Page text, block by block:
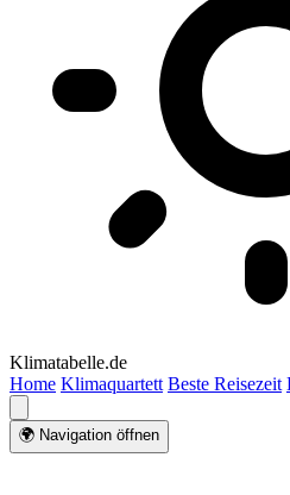
Klimatabelle.de
Home Klimaquartett Beste Reisezeit
🌍 Navigation öffnen